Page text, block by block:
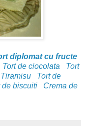
diplomat cu fructe
Tort de ciocolata
Tort
Tort de
de biscuiti
Crema de